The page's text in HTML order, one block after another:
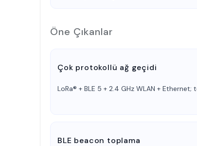
Öne Çıkanlar
Çok protokollü ağ geçidi
LoRa® + BLE 5 + 2.4 GHz WLAN +
BLE beacon toplama